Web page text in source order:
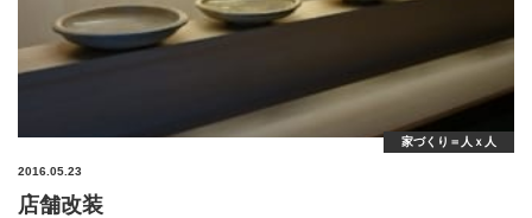
2016.05.23
家づくり＝人ｘ人
店舗改装